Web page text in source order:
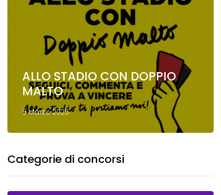
ALLO STADIO CON DOPPIO
MALTO
6 Marzo 2025
Categorie di concorsi